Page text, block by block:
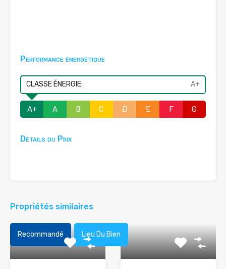
Performance énergétique
CLASSE ÉNERGIE: A+
A+ A B C D E F G
Détails du Prix
Propriétés similaires
Recommandé Lieu Du Bien